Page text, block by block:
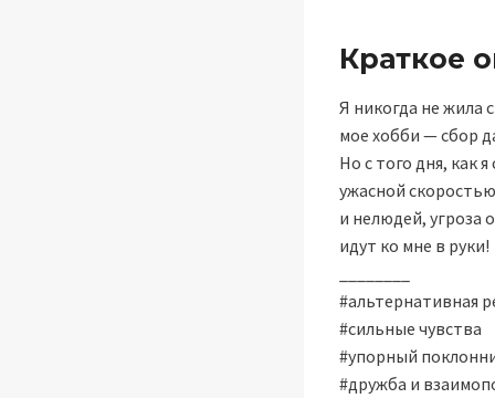
Краткое
Я никогда не жила
мое хобби — сбор
Но с того дня, как
ужасной
и нелюдей, угроза
идут ко мне в руки!
#альтернативная
#сильные чувства
#упорный
#дружба и